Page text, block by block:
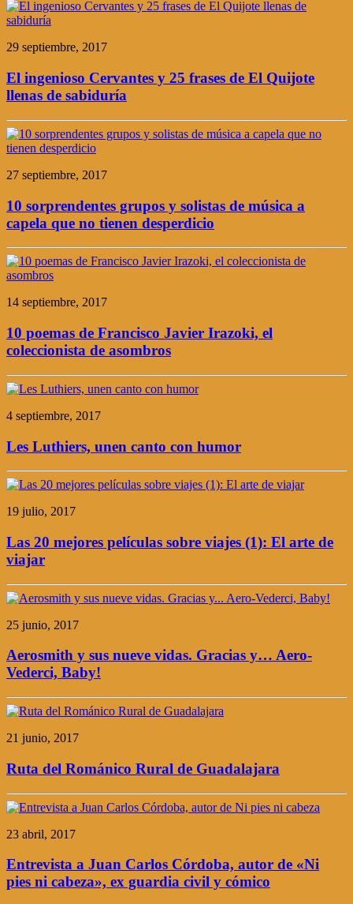
29 septiembre, 2017
El ingenioso Cervantes y 25 frases de El Quijote
llenas de sabiduría
27 septiembre, 2017
10 sorprendentes grupos y solistas de música a
capela que no tienen desperdicio
14 septiembre, 2017
10 poemas de Francisco Javier Irazoki, el
coleccionista de asombros
4 septiembre, 2017
Les Luthiers, unen canto con humor
19 julio, 2017
Las 20 mejores películas sobre viajes (1): El arte de
viajar
25 junio, 2017
Aerosmith y sus nueve vidas. Gracias y… Aero-
Vederci, Baby!
21 junio, 2017
Ruta del Románico Rural de Guadalajara
23 abril, 2017
Entrevista a Juan Carlos Córdoba, autor de «Ni
pies ni cabeza», ex guardia civil y cómico